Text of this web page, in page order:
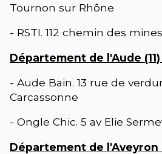
Tournon sur Rhône
- RSTI. 112 chemin des
Département de l'Aude (11)
- Aude Bain. 13 rue de
Carcassonne
- Ongle Chic. 5 av Elie
Département de l'Aveyron